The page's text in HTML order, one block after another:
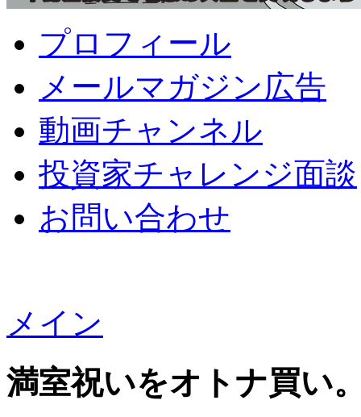
プロフィール
メールマガジン広告
動画チャンネル
投資家チャレンジ面談
お問い合わせ
メイン
満室祝いをオトナ買い